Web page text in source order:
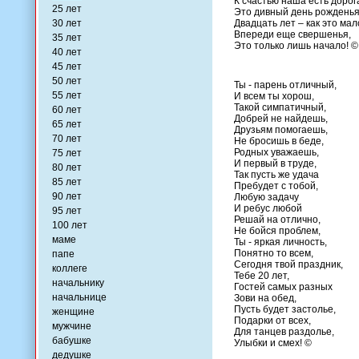
25 лет
30 лет
35 лет
40 лет
45 лет
50 лет
55 лет
60 лет
65 лет
70 лет
75 лет
80 лет
85 лет
90 лет
95 лет
100 лет
маме
папе
коллеге
начальнику
начальнице
женщине
мужчине
бабушке
дедушке
Это дивный день
Двадцать лет – как это
Впереди еще свершенья,
Это только лишь начало! ©
Ты - парень отличный,
И всем ты хорош,
Такой симпатичный,
Добрей не найдешь,
Друзьям помогаешь,
Не бросишь в беде,
Родных уважаешь,
И первый в труде,
Так пусть же удача
Пребудет с тобой,
Любую задачу
И ребус любой
Решай на отлично,
Не бойся проблем,
Ты - яркая личность,
Понятно то всем,
Сегодня твой праздник,
Тебе 20 лет,
Гостей самых разных
Зови на обед,
Пусть будет застолье,
Подарки от всех,
Для танцев раздолье,
Улыбки и смех! ©